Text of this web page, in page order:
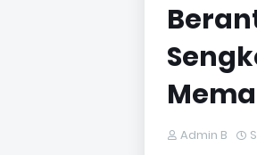
Admin B